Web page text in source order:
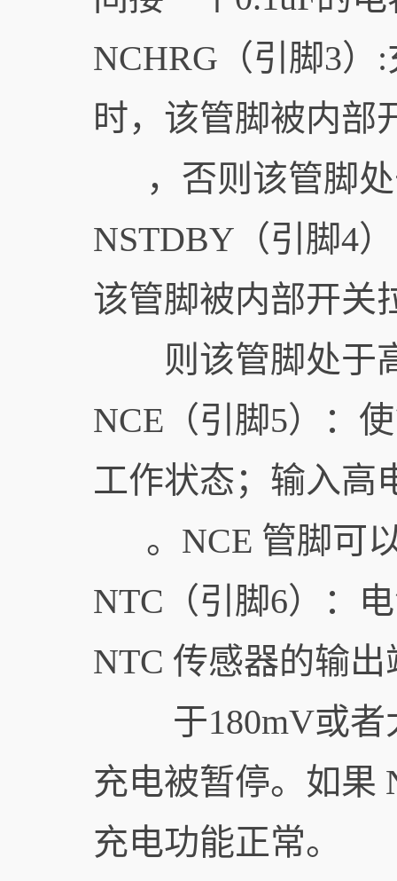
NCHRG（引脚3
时，该管脚被内部
，否则该管脚处
NSTDBY（引脚4
该管脚被内部开关
则该管脚处于
NCE（引脚5）：
工作状态；输入高
。NCE 管脚可以
NTC（引脚6）：
NTC 传感器的输
于180mV或者大
充电被暂停。如果
充电功能正常。